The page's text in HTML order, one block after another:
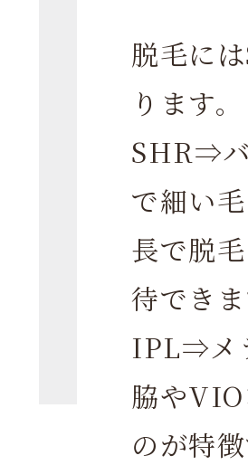
脱毛に
ります。
SHR⇒
で細い
長で脱
待できま
IPL⇒メ
脇や
のが特徴